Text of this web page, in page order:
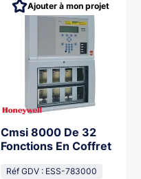
Cmsi 8000 De 32
Fonctions En Coffret
Réf GDV : ESS-783000
Ajouter à mon projet